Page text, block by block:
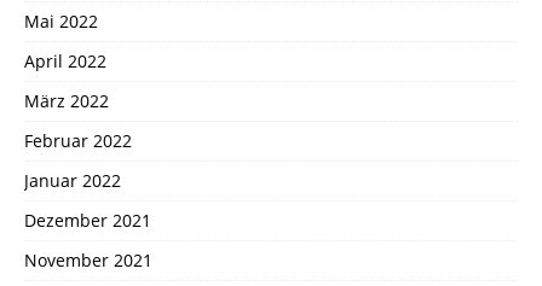
Mai 2022
April 2022
März 2022
Februar 2022
Januar 2022
Dezember 2021
November 2021